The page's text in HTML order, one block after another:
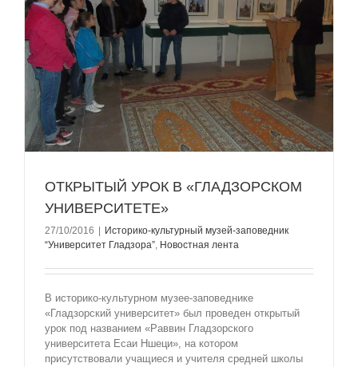
ОТКРЫТЫЙ УРОК В «ГЛАДЗОРСКОМ
УНИВЕРСИТЕТЕ»
27/10/2016
Историко-культурный музей-заповедник
“Университет Гладзорa”, Новостная лента
В историко-культурном музее-заповеднике
«Гладзорский университет» был проведен открытый
урок под названием «Раввин Гладзорского
университета Есаи Ншеци», на котором
присутствовали учащиеся и учителя средней школы